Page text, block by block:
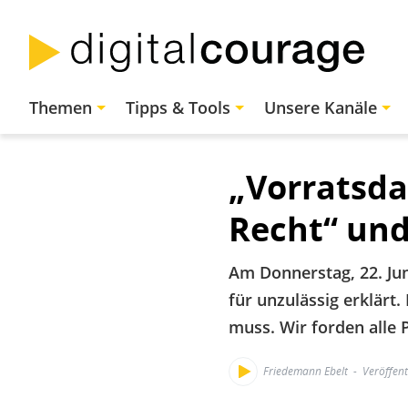
zum
Inhalt
Hauptnavigation
Themen Tipps & Tools Unsere Kanäle
Recht“
Am Donnerstag, 22.
für unzulässig erklärt.
muss. Wir forden alle
Friedemann Ebelt